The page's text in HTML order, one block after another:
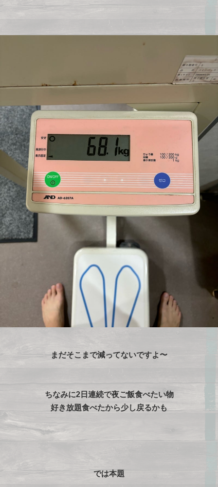
まだそこまで減ってないですよ〜
ちなみに2日連続で夜ご飯食べたい物
好き放題食べたから少し戻るかも
では本題